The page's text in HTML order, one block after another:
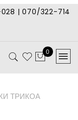
028 | 070/322-714
0
ТРИКОА